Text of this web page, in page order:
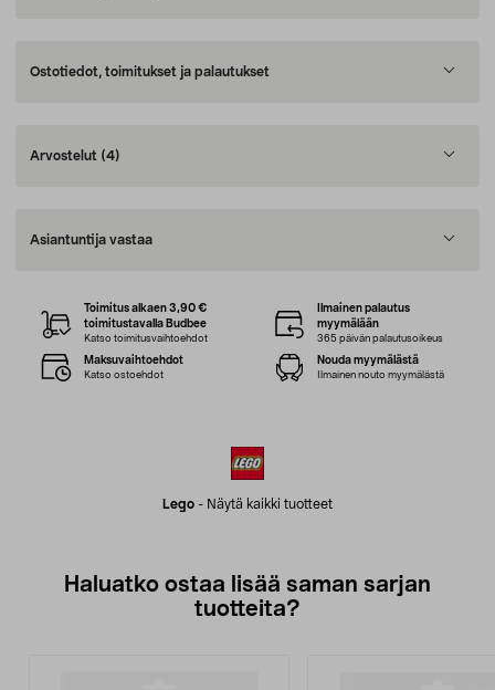
Ostotiedot, toimitukset ja palautukset
Arvostelut (4)
Asiantuntija vastaa
Lego - Näytä kaikki tuotteet
Toimitus alkaen 3,90 €
toimitustavalla Budbee
Katso toimitusvaihtoehdot
Ilmainen palautus
myymälään
365 päivän palautusoikeus
Maksuvaihtoehdot
Katso ostoehdot
Nouda myymälästä
Ilmainen nouto myymälästä
Haluatko ostaa lisää saman sarjan
tuotteita?